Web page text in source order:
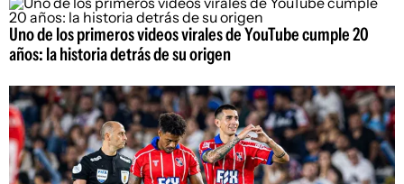
Uno de los primeros videos virales de YouTube cumple 20
años: la historia detrás de su origen